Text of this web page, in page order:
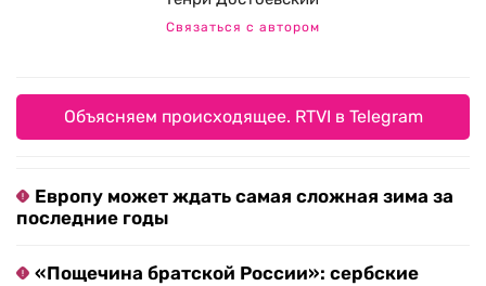
Связаться с автором
Объясняем происходящее. RTVI в Telegram
Европу может ждать самая сложная зима за
последние годы
«Пощечина братской России»: сербские